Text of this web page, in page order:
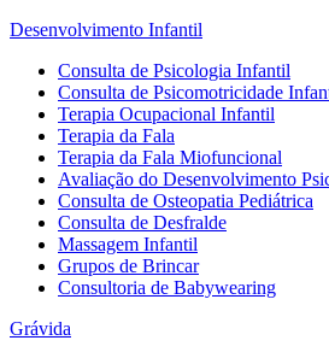
Desenvolvimento Infantil
Consulta de Psicologia Infantil
Consulta de Psicomotricidade
Terapia Ocupacional Infantil
Terapia da Fala
Terapia da Fala Miofuncional
Avaliação do Desenvolvimento
Consulta de Osteopatia Pediátrica
Consulta de Desfralde
Massagem Infantil
Grupos de Brincar
Consultoria de Babywearing
Grávida